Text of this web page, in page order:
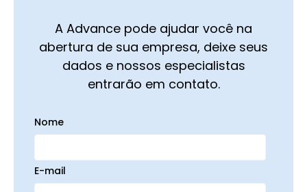
A Advance pode ajudar você na
abertura de sua empresa, deixe seus
dados e nossos especialistas
entrarão em contato.
Nome
E-mail